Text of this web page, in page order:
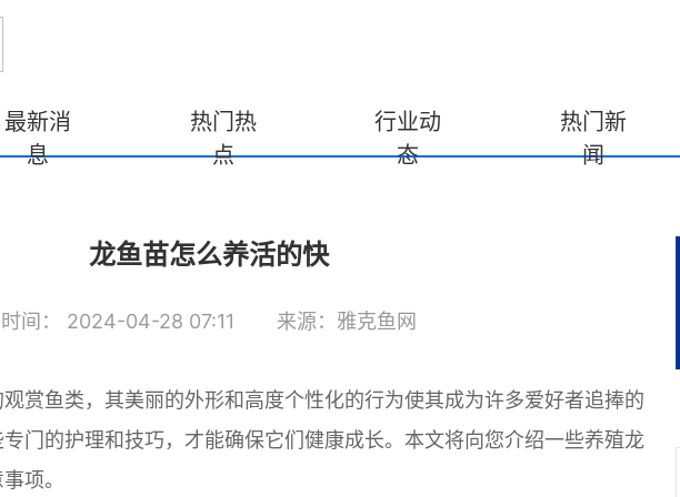
最新消
息
热门热
点
行业动
态
热门新
闻
龙鱼苗怎么养活的快
时间： 2024-04-28 07:11 来源：雅克鱼网
赏鱼类，其美丽的外形和高度个性化的行为使其成为许多爱好者追捧的
门的护理和技巧，才能确保它们健康成长。本文将向您介绍一些养殖龙
项。